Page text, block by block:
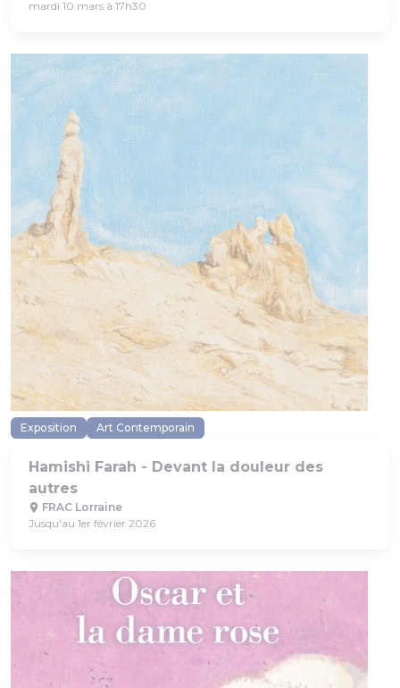
mardi 10 mars à 17h30
Exposition Art Contemporain
Hamishi Farah - Devant la douleur des
autres
FRAC Lorraine
Jusqu'au 1er février 2026